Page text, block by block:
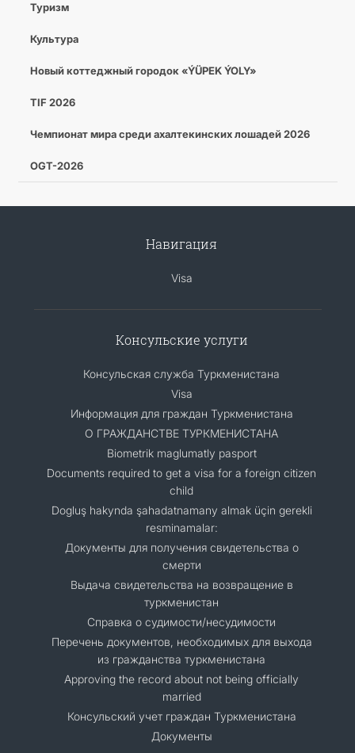
Туризм
Культура
Новый коттеджный городок «ÝÜPEK ÝOLY»
TIF 2026
Чемпионат мира среди ахалтекинских лошадей 2026
OGT-2026
Навигация
Visa
Консульские услуги
Консульская служба Туркменистана
Visa
Информация для граждан Туркменистана
О ГРАЖДАНСТВЕ ТУРКМЕНИСТАНА
Biometrik maglumatly pasport
Documents required to get a visa for a foreign citizen
child
Dogluş hakynda şahadatnamany almak üçin gerekli
resminamalar:
Документы для получения свидетельства о
смерти
Выдача свидетельства на возвращение в
туркменистан
Справка о судимости/несудимости
Перечень документов, необходимых для выхода
из гражданства туркменистана
Approving the record about not being officially
married
Консульский учет граждан Туркменистана
Документы